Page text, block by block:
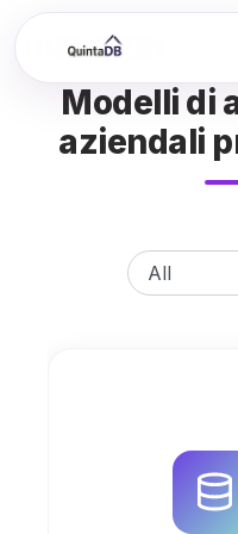
Modelli di
aziendali
Ottimizza la
Protezione Civile
Automatizza